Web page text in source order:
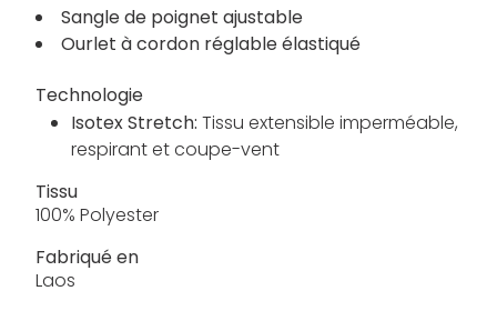
Sangle de poignet ajustable
Ourlet à cordon réglable élastiqué
Technologie
Isotex Stretch: Tissu extensible imperméable,
respirant et coupe-vent
Tissu
100% Polyester
Fabriqué en
Laos